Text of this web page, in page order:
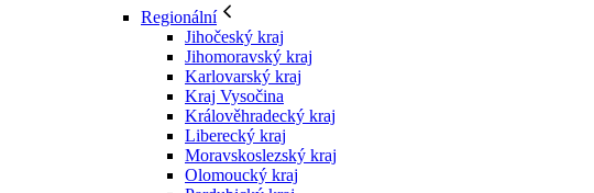
Regionální
Jihočeský kraj
Jihomoravský kraj
Karlovarský kraj
Kraj Vysočina
Králověhradecký kraj
Liberecký kraj
Moravskoslezský kraj
Olomoucký kraj